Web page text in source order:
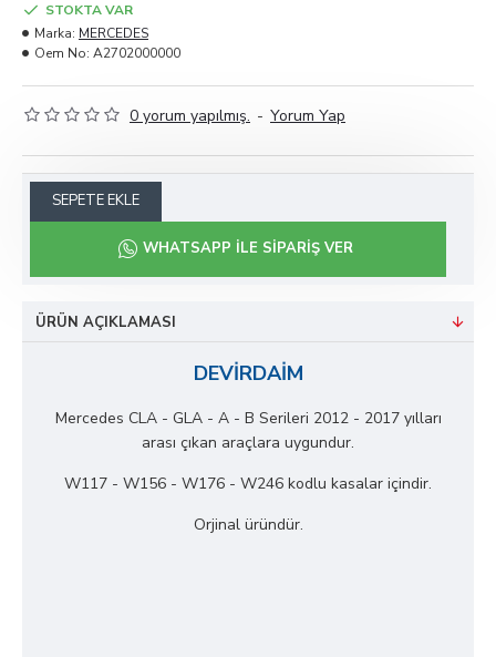
STOKTA VAR
Marka: MERCEDES
Oem No: A2702000000
0 yorum yapılmış. - Yorum Yap
SEPETE EKLE
WHATSAPP ILE SIPARIŞ VER
ÜRÜN AÇIKLAMASI
DEVİRDAİM
Mercedes CLA - GLA - A - B Serileri 2012 - 2017 yılları
arası çıkan araçlara uygundur.
W117 - W156 - W176 - W246 kodlu kasalar içindir.
Orjinal üründür.